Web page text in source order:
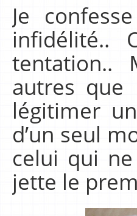
Je
infidélité..
tentation..
autres
légitimer
d’un seul
celui qui
jette le